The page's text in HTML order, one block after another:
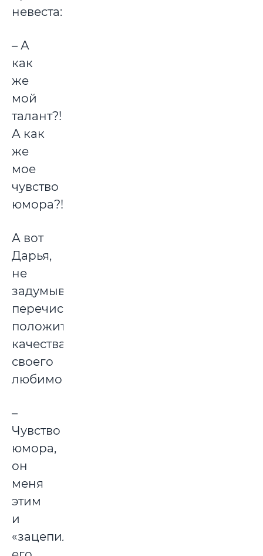
невеста:
– А
как
же
мой
талант?!
А как
же
мое
чувство
юмора?!
А вот
Дарья,
не
задумываясь,
перечисляет
положительные
качества
своего
любимого:
–
Чувство
юмора,
он
меня
этим
и
«зацепил»,